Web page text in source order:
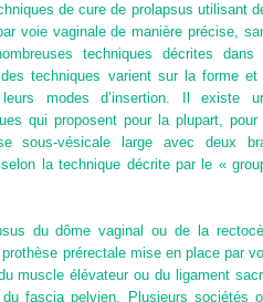
de cure de prolapsus utilisant
voie vaginale de manière précise,
techniques décrites dans
techniques varient sur la forme et
modes d’insertion. Il existe
qui proposent pour la plupart, pour
sous-vésicale large avec deux
la technique décrite par le «
du dôme vaginal ou de la
prérectale mise en place par
muscle élévateur ou du ligament
fascia pelvien. Plusieurs sociétés